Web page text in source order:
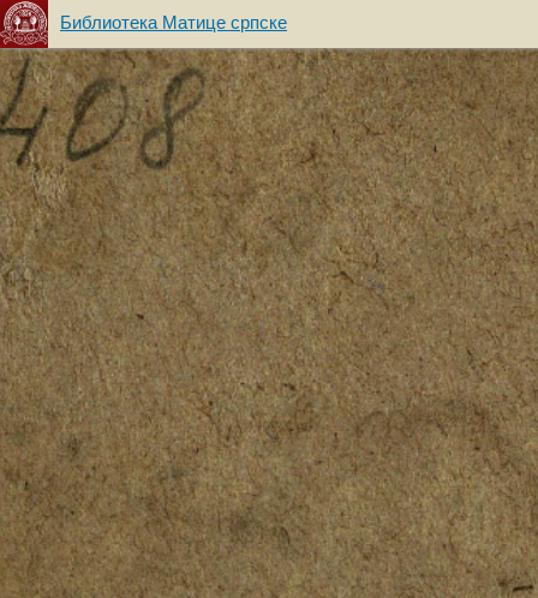
Библиотека Матице српске